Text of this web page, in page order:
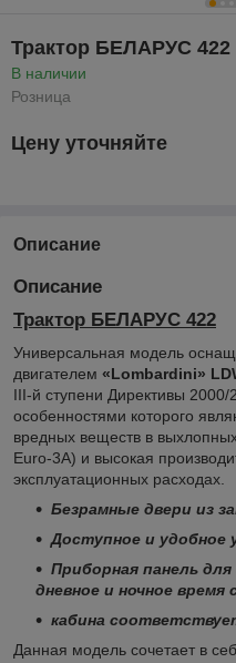
Трактор БЕЛАРУС 422
В наличии
Розница
Цену уточняйте
Описание
Описание
Трактор БЕЛАРУС 422
Универсальная модель
двигателем «Lombardini»
III-й ступени Директивы
особенностями которого
вредных веществ в
Euro-3A) и высокая
эксплуатационных расходах.
Безрамные двери из
Доступное и удобное
Приборная панель
дневное и ночное время
кабина
Данная модель сочетает в